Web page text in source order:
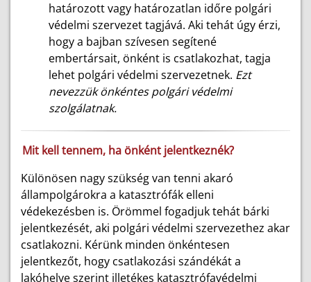
határozott vagy határozatlan időre polgári
védelmi szervezet tagjává. Aki tehát úgy érzi,
hogy a bajban szívesen segítené
embertársait, önként is csatlakozhat, tagja
lehet polgári védelmi szervezetnek. Ezt
nevezzük önkéntes polgári védelmi
szolgálatnak.
Mit kell tennem, ha önként jelentkeznék?
Különösen nagy szükség van tenni akaró
állampolgárokra a katasztrófák elleni
védekezésben is. Örömmel fogadjuk tehát bárki
jelentkezését, aki polgári védelmi szervezethez akar
csatlakozni. Kérünk minden önkéntesen
jelentkezőt, hogy csatlakozási szándékát a
lakóhelye szerint illetékes katasztrófavédelmi